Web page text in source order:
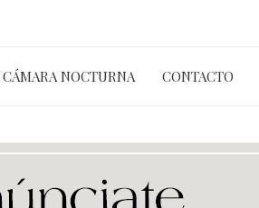
CÁMARA NOCTURNA CONTACTO